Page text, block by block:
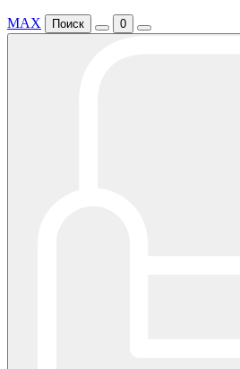
MAX Поиск 0